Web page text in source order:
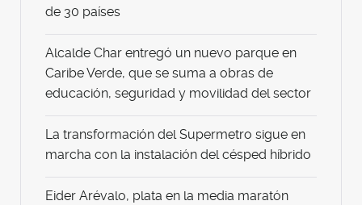
de 30 países
Alcalde Char entregó un nuevo parque en
Caribe Verde, que se suma a obras de
educación, seguridad y movilidad del sector
La transformación del Supermetro sigue en
marcha con la instalación del césped híbrido
Eider Arévalo, plata en la media maratón